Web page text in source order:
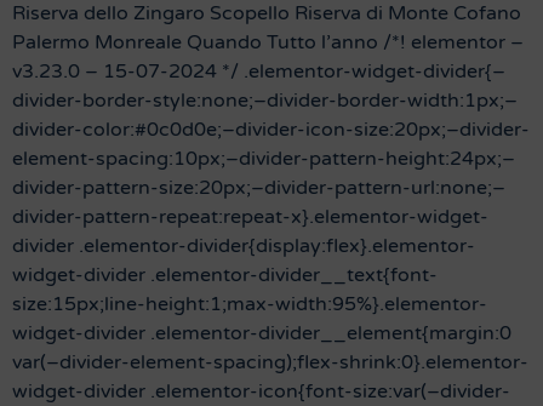
Riserva dello Zingaro Scopello Riserva di Monte Cofano
Palermo Monreale Quando Tutto l’anno /*! elementor –
v3.23.0 – 15-07-2024 */ .elementor-widget-divider{–
divider-border-style:none;–divider-border-width:1px;–
divider-color:#0c0d0e;–divider-icon-size:20px;–divider-
element-spacing:10px;–divider-pattern-height:24px;–
divider-pattern-size:20px;–divider-pattern-url:none;–
divider-pattern-repeat:repeat-x}.elementor-widget-
divider .elementor-divider{display:flex}.elementor-
widget-divider .elementor-divider__text{font-
size:15px;line-height:1;max-width:95%}.elementor-
widget-divider .elementor-divider__element{margin:0
var(–divider-element-spacing);flex-shrink:0}.elementor-
widget-divider .elementor-icon{font-size:var(–divider-